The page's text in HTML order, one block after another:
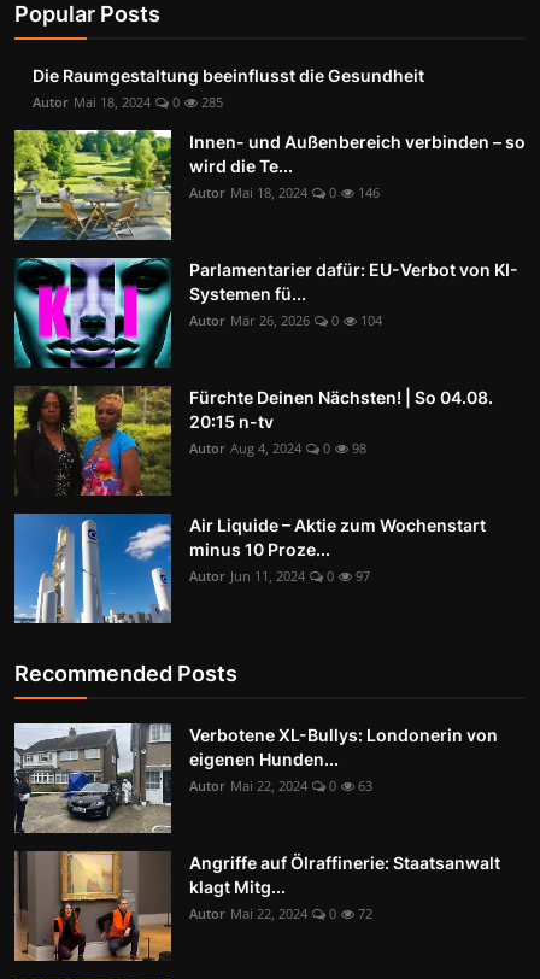
Popular Posts
Die Raumgestaltung beeinflusst die Gesundheit
Autor Mai 18, 2024 0 285
Innen- und Außenbereich verbinden – so
wird die Te...
Autor Mai 18, 2024 0 146
Parlamentarier dafür: EU-Verbot von KI-
Systemen fü...
Autor Mär 26, 2026 0 104
Fürchte Deinen Nächsten! | So 04.08.
20:15 n-tv
Autor Aug 4, 2024 0 98
Air Liquide – Aktie zum Wochenstart
minus 10 Proze...
Autor Jun 11, 2024 0 97
Recommended Posts
Verbotene XL-Bullys: Londonerin von
eigenen Hunden...
Autor Mai 22, 2024 0 63
Angriffe auf Ölraffinerie: Staatsanwalt
klagt Mitg...
Autor Mai 22, 2024 0 72